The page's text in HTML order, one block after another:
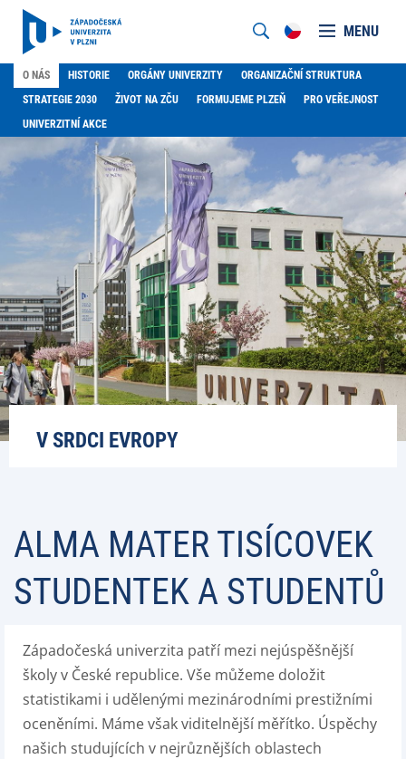
MENU
O NÁS HISTORIE ORGÁNY UNIVERZITY
ORGANIZAČNÍ STRUKTURA
STRATEGIE 2030
ŽIVOT NA ZČU FORMUJEME PLZEŇ
PRO VEŘEJNOST
UNIVERZITNÍ AKCE
V SRDCI EVROPY
ALMA MATER TISÍCOVEK
STUDENTEK A STUDENTŮ
Západočeská univerzita patří mezi nejúspěšnější
školy v České republice. Vše můžeme doložit
statistikami i udělenými mezinárodními prestižními
oceněními. Máme však viditelnější měřítko. Úspěchy
našich studujících v nejrůznějších oblastech